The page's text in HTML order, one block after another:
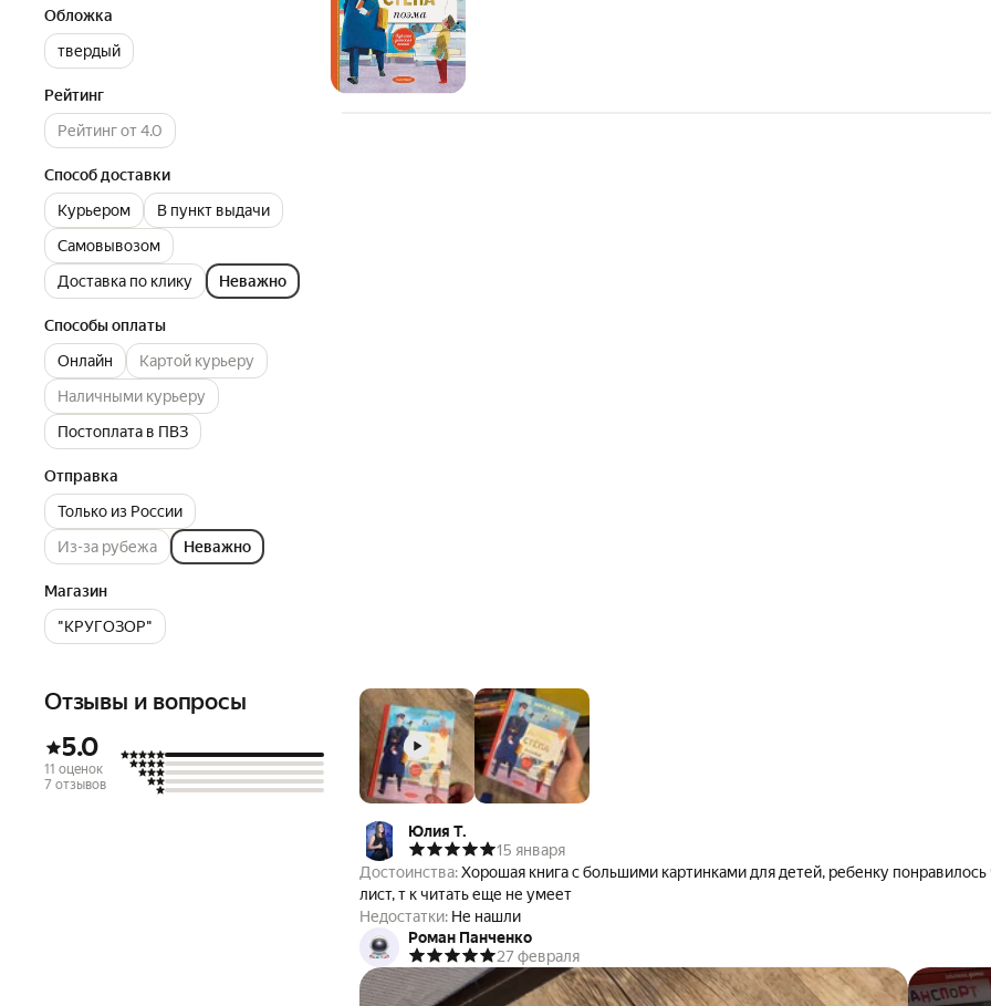
Обложка
твердый
Рейтинг
Рейтинг от 4.0
Способ доставки
Курьером
В пункт выдачи
Самовывозом
Доставка по клику
Неважно
Способы оплаты
Онлайн
Картой курьеру
Наличными курьеру
Постоплата в ПВЗ
Отправка
Только из России
Из-за рубежа
Неважно
Магазин
"КРУГОЗОР"
Отзывы и вопросы
5.0
11 оценок
7 отзывов
Юлия Т.
15 января
Достоинства:Хорошая книга с большими картинками для детей, ребенку понравилось
лист, т к читать еще не умеет
Недостатки: Не нашли
Роман Панченко
27 февраля